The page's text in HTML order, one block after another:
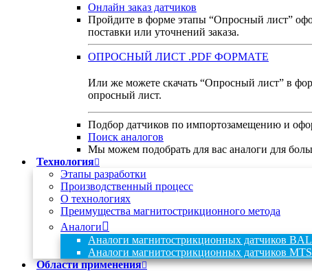
Онлайн заказ датчиков
Пройдите в форме этапы “Опросный лист”
поставки или уточнений заказа.
ОПРОСНЫЙ ЛИСТ .PDF ФОРМАТЕ
Или же можете скачать “Опросный лист” в
опросный лист.
Подбор датчиков по импортозамещению и
Поиск аналогов
Мы можем подобрать для вас аналоги для
Технология
Этапы разработки
Производственный процесс
О технологиях
Преимущества магнитострикционного метода
Аналоги
Аналоги магнитострикционных датчиков
Аналоги магнитострикционных датчиков
Области применения